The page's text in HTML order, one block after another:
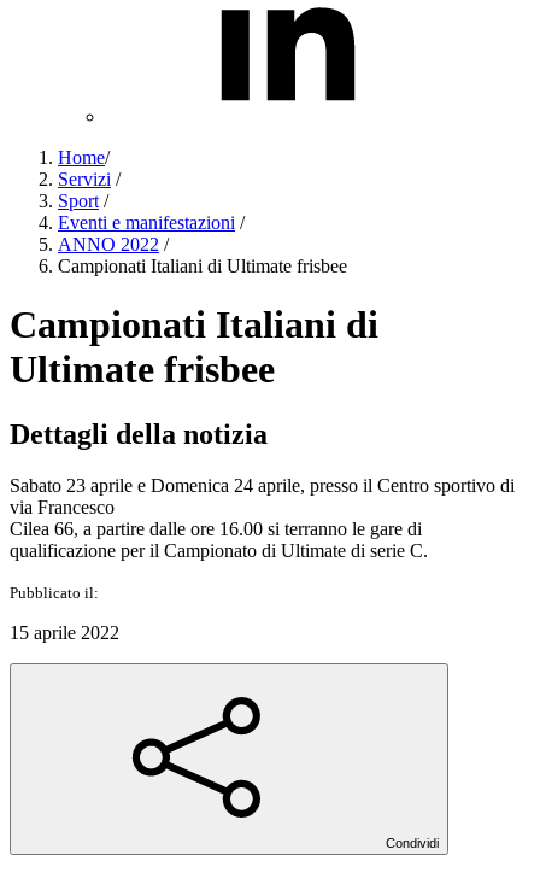
Home/
Servizi /
Sport /
Eventi e manifestazioni /
ANNO 2022 /
Campionati Italiani di Ultimate frisbee
Campionati Italiani di
Ultimate frisbee
Dettagli della notizia
Sabato 23 aprile e Domenica 24 aprile, presso il Centro sportivo di
via Francesco
Cilea 66, a partire dalle ore 16.00 si terranno le gare di
qualificazione per il Campionato di Ultimate di serie C.
Pubblicato il:
15 aprile 2022
Condividi